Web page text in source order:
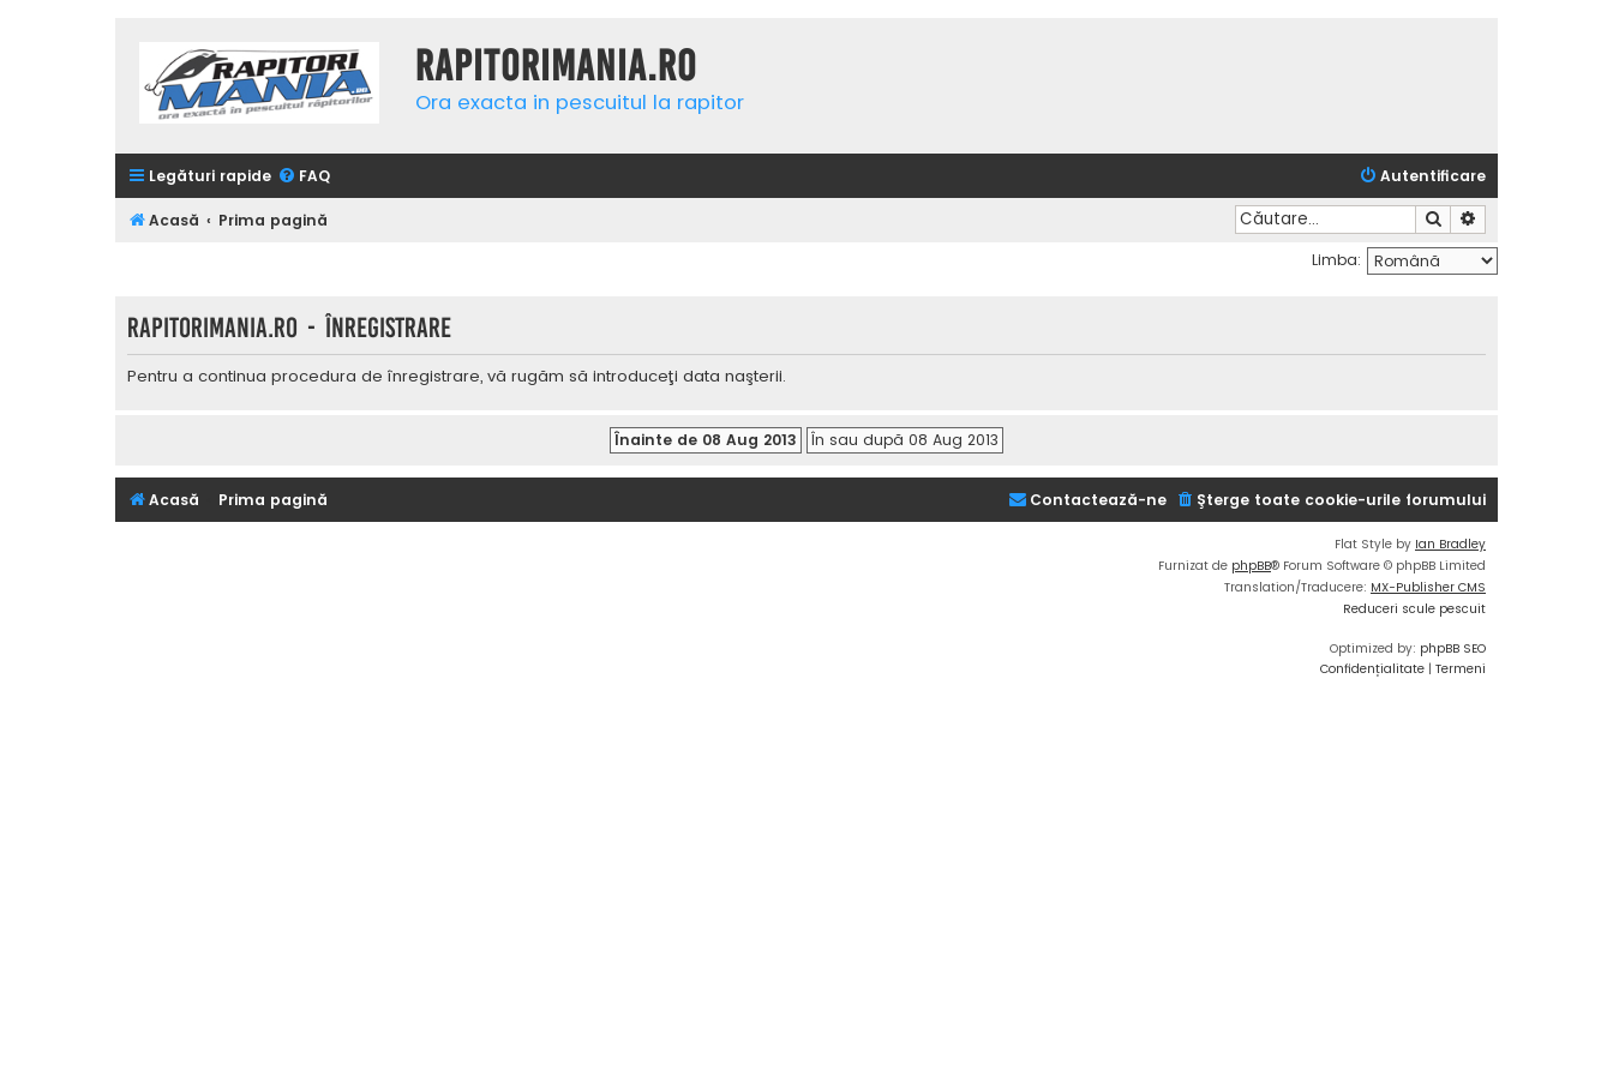
Rapitorimania.ro
Ora exacta in pescuitul la rapitor
Legături rapide FAQ Autentificare
Acasă Prima pagină Căutare
Limba:
Rapitorimania.ro - Înregistrare
Pentru a continua procedura de înregistrare, vă rugăm să introduceţi data naşterii.
Acasă Prima pagină Şterge toate cookie-urile forumului
Contactează-ne
Flat Style by Ian Bradley
Furnizat de phpBB® Forum Software © phpBB Limited
Translation/Traducere: MX-Publisher CMS
Reduceri scule pescuit
Optimized by: phpBB SEO
Confidențialitate | Termeni